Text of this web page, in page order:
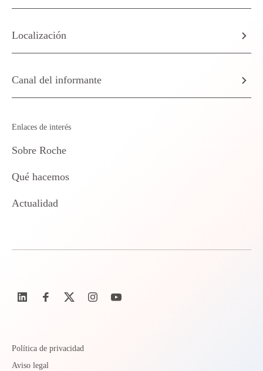
Localización
Canal del informante
Enlaces de interés
Sobre Roche
Qué hacemos
Actualidad
Política de privacidad
Aviso legal